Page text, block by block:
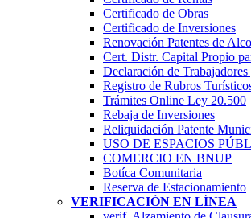
Certificado de Obras
Certificado de Inversiones
Renovación Patentes de
Cert. Distr. Capital Propio
Declaración de Trabajadores
Registro de Rubros
Trámites Online Ley 20.500
Rebaja de Inversiones
Reliquidación Patente
USO DE ESPACIOS
COMERCIO EN BNUP
Botíca Comunitaria
Reserva de Estacionamiento
VERIFICACIÓN EN LÍNEA